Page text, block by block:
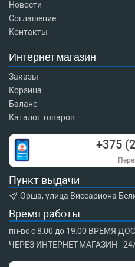
Новости
Соглашение
Контакты
Интернет магазин
Заказы
Корзина
Баланс
Каталог товаров
+375
Пункт выдачи
Орша, улица Виссариона
Время работы
пн-вс с 8:00 до 19:00 ВРЕМЯ
ЧЕРЕЗ ИНТЕРНЕТ-МАГАЗИН -